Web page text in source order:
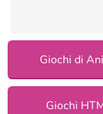
Giochi di
Giochi